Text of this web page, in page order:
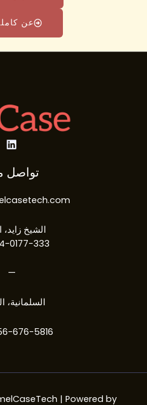
عن
تواصل
الشيخ زايد،
0177-333+
—
السلمانية،
676-5816+
| Powered by